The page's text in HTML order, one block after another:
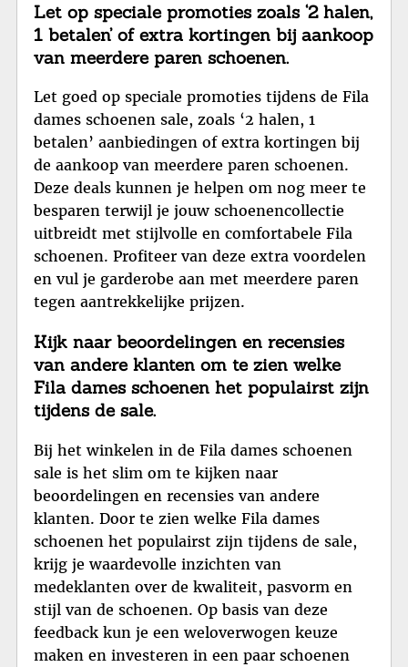
Let op speciale promoties zoals ‘2 halen,
1 betalen’ of extra kortingen bij aankoop
van meerdere paren schoenen.
Let goed op speciale promoties tijdens de Fila
dames schoenen sale, zoals ‘2 halen, 1
betalen’ aanbiedingen of extra kortingen bij
de aankoop van meerdere paren schoenen.
Deze deals kunnen je helpen om nog meer te
besparen terwijl je jouw schoenencollectie
uitbreidt met stijlvolle en comfortabele Fila
schoenen. Profiteer van deze extra voordelen
en vul je garderobe aan met meerdere paren
tegen aantrekkelijke prijzen.
Kijk naar beoordelingen en recensies
van andere klanten om te zien welke
Fila dames schoenen het populairst zijn
tijdens de sale.
Bij het winkelen in de Fila dames schoenen
sale is het slim om te kijken naar
beoordelingen en recensies van andere
klanten. Door te zien welke Fila dames
schoenen het populairst zijn tijdens de sale,
krijg je waardevolle inzichten van
medeklanten over de kwaliteit, pasvorm en
stijl van de schoenen. Op basis van deze
feedback kun je een weloverwogen keuze
maken en investeren in een paar schoenen